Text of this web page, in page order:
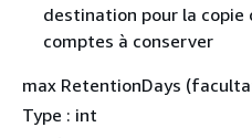
destination pour la copie
comptes à conserver
max RetentionDays
Type : int